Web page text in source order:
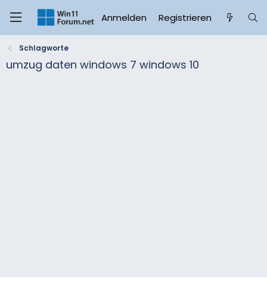
Anmelden Registrieren
Schlagworte
umzug daten windows 7 windows 10